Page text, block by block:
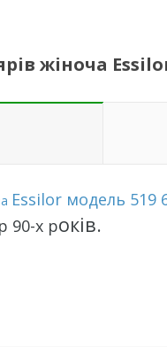
жіноча
Essilor модель 519
90-х років.